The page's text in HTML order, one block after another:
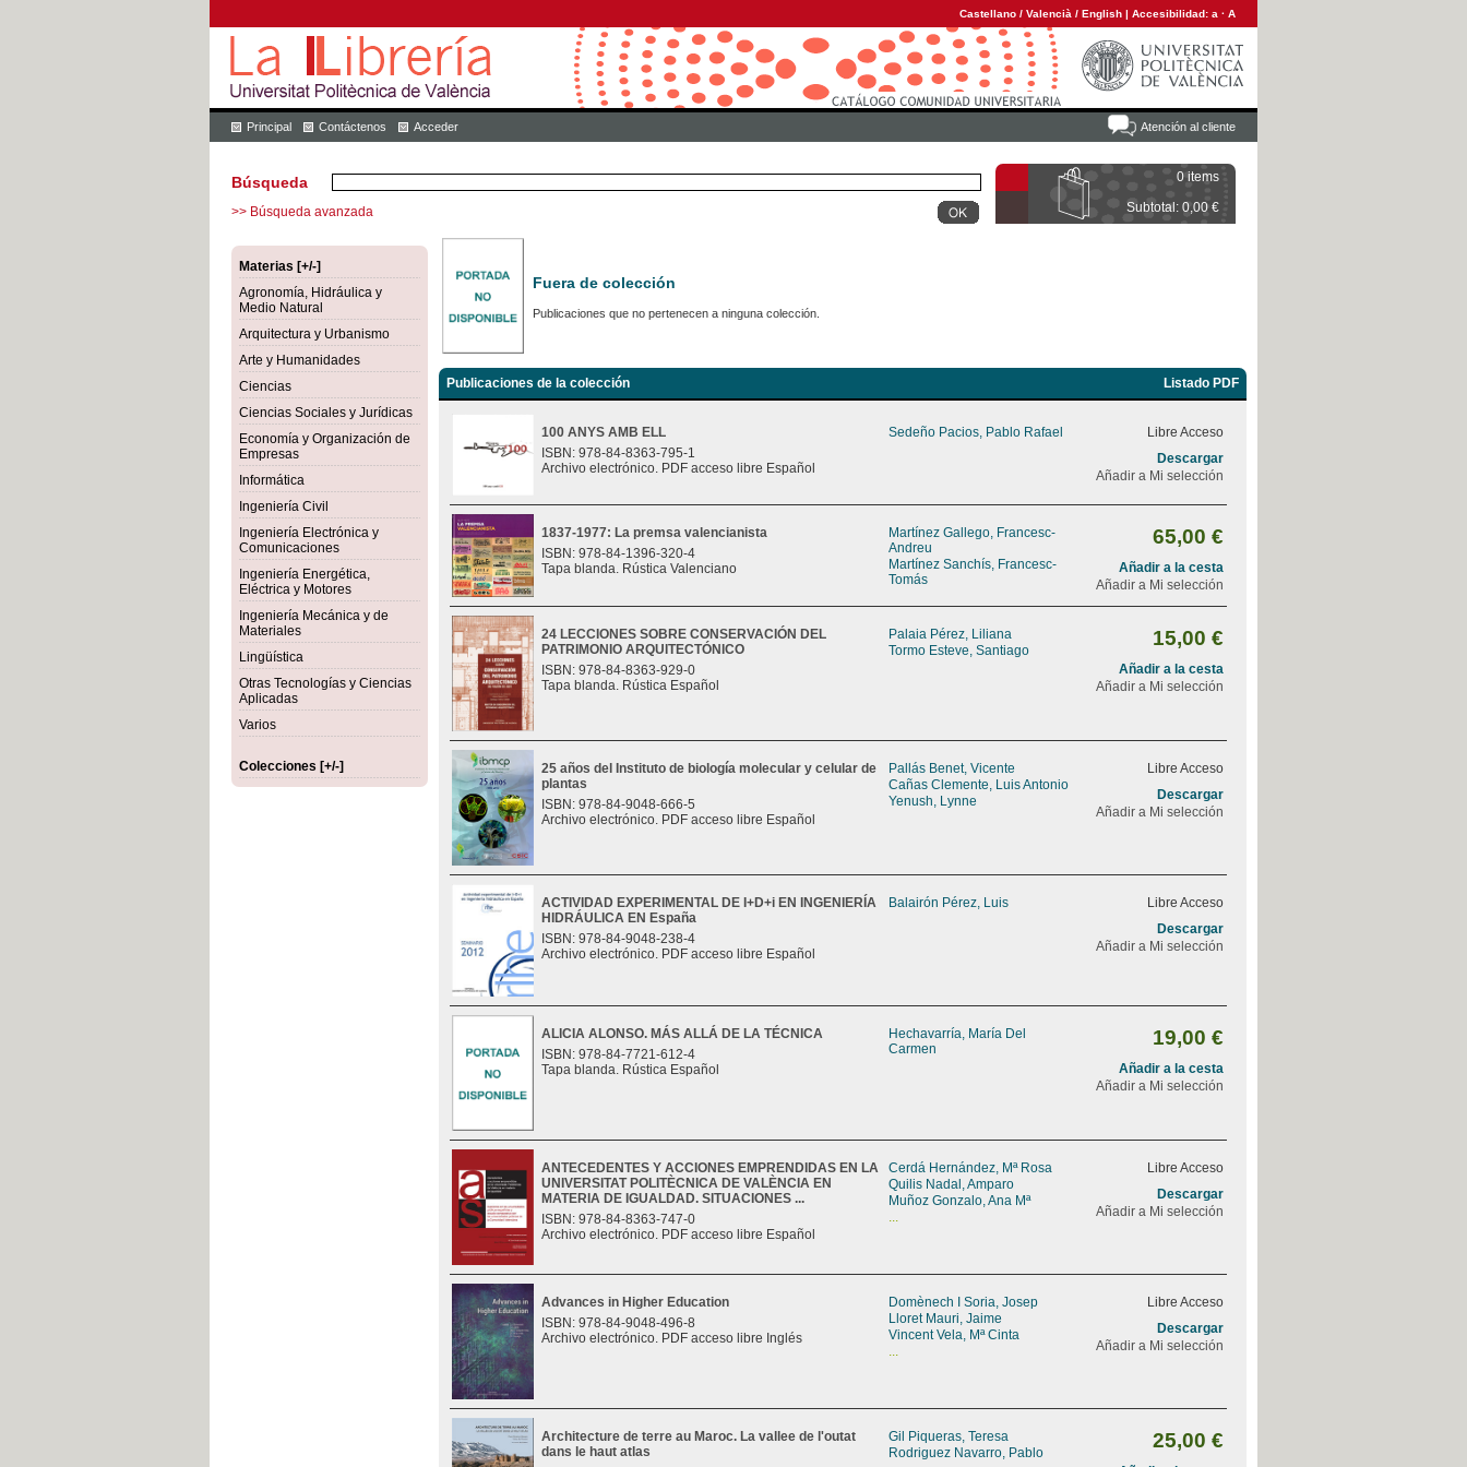
Castellano / Valencià / English | Accesibilidad: a · A
Atención al cliente
Principal Contáctenos Acceder
0 items
Subtotal: 0,00 €
Búsqueda
>> Búsqueda avanzada
Materias [+/-]
Agronomía, Hidráulica y
Medio Natural
Arquitectura y Urbanismo
Arte y Humanidades
Ciencias
Ciencias Sociales y Jurídicas
Economía y Organización de
Empresas
Informática
Ingeniería Civil
Ingeniería Electrónica y
Comunicaciones
Ingeniería Energética,
Eléctrica y Motores
Ingeniería Mecánica y de
Materiales
Lingüística
Otras Tecnologías y Ciencias
Aplicadas
Varios
Colecciones [+/-]
Fuera de colección
Publicaciones que no pertenecen a ninguna colección.
Publicaciones de la colección Listado PDF
100 ANYS AMB ELL
ISBN: 978-84-8363-795-1
Archivo electrónico. PDF acceso libre Español
Sedeño Pacios, Pablo Rafael
Libre Acceso
Descargar
Añadir a Mi selección
1837-1977: La premsa valencianista
ISBN: 978-84-1396-320-4
Tapa blanda. Rústica Valenciano
Martínez Gallego, Francesc-
Andreu
Martínez Sanchís, Francesc-
Tomás
65,00 €
Añadir a la cesta
Añadir a Mi selección
24 LECCIONES SOBRE CONSERVACIÓN DEL
PATRIMONIO ARQUITECTÓNICO
ISBN: 978-84-8363-929-0
Tapa blanda. Rústica Español
Palaia Pérez, Liliana
Tormo Esteve, Santiago
15,00 €
Añadir a la cesta
Añadir a Mi selección
25 años del Instituto de biología molecular y celular de
plantas
ISBN: 978-84-9048-666-5
Archivo electrónico. PDF acceso libre Español
Pallás Benet, Vicente
Cañas Clemente, Luis Antonio
Yenush, Lynne
Libre Acceso
Descargar
Añadir a Mi selección
ACTIVIDAD EXPERIMENTAL DE I+D+i EN INGENIERÍA
HIDRÁULICA EN España
ISBN: 978-84-9048-238-4
Archivo electrónico. PDF acceso libre Español
Balairón Pérez, Luis
Libre Acceso
Descargar
Añadir a Mi selección
ALICIA ALONSO. MÁS ALLÁ DE LA TÉCNICA
ISBN: 978-84-7721-612-4
Tapa blanda. Rústica Español
Hechavarría, María Del
Carmen
19,00 €
Añadir a la cesta
Añadir a Mi selección
ANTECEDENTES Y ACCIONES EMPRENDIDAS EN LA
UNIVERSITAT POLITÈCNICA DE VALÈNCIA EN
MATERIA DE IGUALDAD. SITUACIONES ...
ISBN: 978-84-8363-747-0
Archivo electrónico. PDF acceso libre Español
Cerdá Hernández, Mª Rosa
Quilis Nadal, Amparo
Muñoz Gonzalo, Ana Mª
...
Libre Acceso
Descargar
Añadir a Mi selección
Advances in Higher Education
ISBN: 978-84-9048-496-8
Archivo electrónico. PDF acceso libre Inglés
Domènech I Soria, Josep
Lloret Mauri, Jaime
Vincent Vela, Mª Cinta
...
Libre Acceso
Descargar
Añadir a Mi selección
Architecture de terre au Maroc. La vallee de l'outat
dans le haut atlas
Gil Piqueras, Teresa
Rodriguez Navarro, Pablo
25,00 €